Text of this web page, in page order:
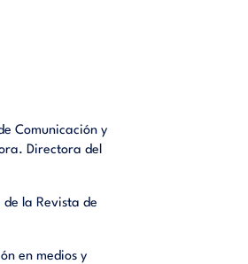
Comunicación y
Directora del
la Revista de
en medios y